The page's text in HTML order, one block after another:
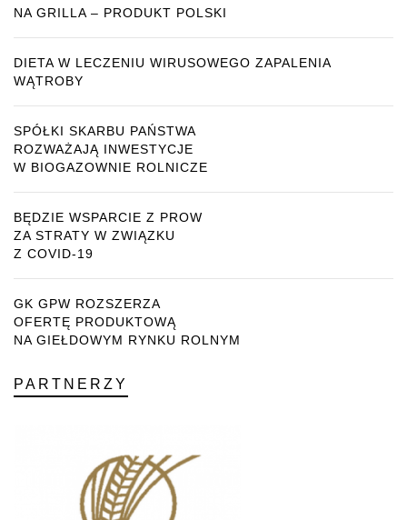
NA GRILLA – PRODUKT POLSKI
DIETA W LECZENIU WIRUSOWEGO ZAPALENIA
WĄTROBY
SPÓŁKI SKARBU PAŃSTWA
ROZWAŻAJĄ INWESTYCJE
W BIOGAZOWNIE ROLNICZE
BĘDZIE WSPARCIE Z PROW
ZA STRATY W ZWIĄZKU
Z COVID-19
GK GPW ROZSZERZA
OFERTĘ PRODUKTOWĄ
NA GIEŁDOWYM RYNKU ROLNYM
PARTNERZY